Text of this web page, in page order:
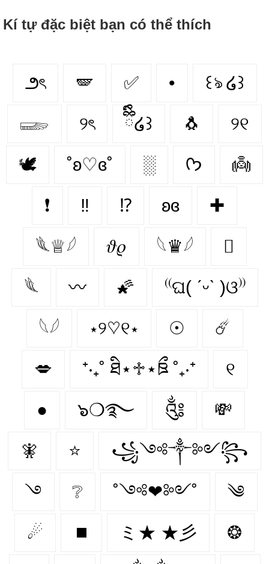
Kí tự đặc biệt bạn có thể thích
౨ৎ 🪽 ✅ • ꒰ঌ ໒꒱
𓆃 ୨ৎ ྀིྀི໒꒱ 🐧 ୨୧
🕊️ ˚ʚ♡ɞ˚ ░ ᡣ𐭩 👼
❗ ‼ ⁉ ʚɞ ✚
𓆰♕𓆪 𝜗𝜚 𓆩♛𓆪 🫆
𓆰 〰 🌠 ⁽⁽ଘ( ˊᵕˋ )ଓ⁾⁾
𓆩𓆪 ⋆୨♡୧⋆ ☉ ☄️
💋 ⁺‧₊˚ ཐི⋆♱⋆ཋྀ ˚₊‧⁺ ୧
● ๖❍࿐ ༃ 💸
🧚‍ ⭐ ꧁༺༒༻꧂
࿓ ❔ ˚༺❤︎༻˚ ༄
☄ ⏹️ ミ★ ★彡 ❂